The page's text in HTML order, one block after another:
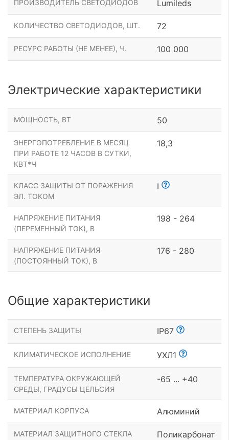
ПРОИЗВОДИТЕЛЬ СВЕТОДИОДОВ Lumileds
КОЛИЧЕСТВО СВЕТОДИОДОВ, ШТ. 72
РЕСУРС РАБОТЫ (НЕ МЕНЕЕ), Ч. 100 000
Электрические характеристики
МОЩНОСТЬ, ВТ 50
ЭНЕРГОПОТРЕБЛЕНИЕ В МЕСЯЦ
ПРИ РАБОТЕ 12 ЧАСОВ В СУТКИ,
КВТ*Ч
18,3
КЛАСС ЗАЩИТЫ ОТ ПОРАЖЕНИЯ
ЭЛ. ТОКОМ
I
НАПРЯЖЕНИЕ ПИТАНИЯ
(ПЕРЕМЕННЫЙ ТОК), В
198 - 264
НАПРЯЖЕНИЕ ПИТАНИЯ
(ПОСТОЯННЫЙ ТОК), В
176 - 280
Общие характеристики
СТЕПЕНЬ ЗАЩИТЫ IP67
КЛИМАТИЧЕСКОЕ ИСПОЛНЕНИЕ УХЛ1
ТЕМПЕРАТУРА ОКРУЖАЮЩЕЙ
СРЕДЫ, ГРАДУСЫ ЦЕЛЬСИЯ
-65 ... +40
МАТЕРИАЛ КОРПУСА Алюминий
МАТЕРИАЛ ЗАЩИТНОГО СТЕКЛА Поликарбонат